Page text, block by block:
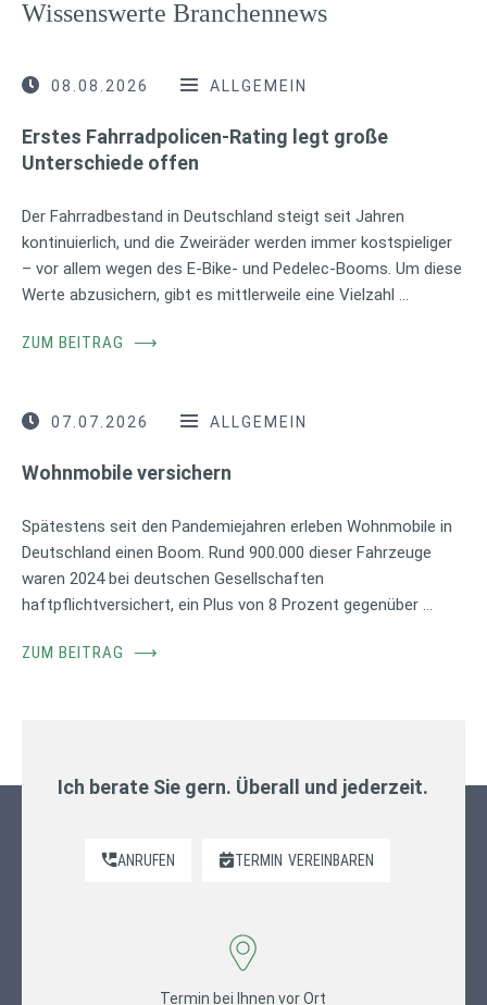
Wissenswerte Branchennews
08.08.2026 ALLGEMEIN
Erstes Fahrradpolicen-Rating legt große
Unterschiede offen
Der Fahrradbestand in Deutschland steigt seit Jahren
kontinuierlich, und die Zweiräder werden immer kostspieliger
– vor allem wegen des E-Bike- und Pedelec-Booms. Um diese
Werte abzusichern, gibt es mittlerweile eine Vielzahl …
ZUM BEITRAG ⟶
07.07.2026 ALLGEMEIN
Wohnmobile versichern
Spätestens seit den Pandemiejahren erleben Wohnmobile in
Deutschland einen Boom. Rund 900.000 dieser Fahrzeuge
waren 2024 bei deutschen Gesellschaften
haftpflichtversichert, ein Plus von 8 Prozent gegenüber …
ZUM BEITRAG ⟶
Ich berate Sie gern. Überall und jederzeit.
ANRUFEN TERMIN VEREINBAREN
Termin bei Ihnen vor Ort